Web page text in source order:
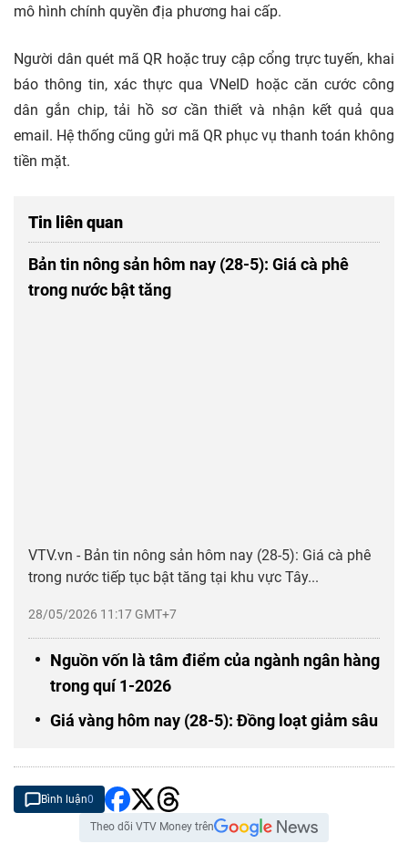
mô hình chính quyền địa phương hai cấp.
Người dân quét mã QR hoặc truy cập cổng trực tuyến, khai
báo thông tin, xác thực qua VNeID hoặc căn cước công
dân gắn chip, tải hồ sơ cần thiết và nhận kết quả qua
email. Hệ thống cũng gửi mã QR phục vụ thanh toán không
tiền mặt.
Tin liên quan
Bản tin nông sản hôm nay (28-5): Giá cà phê
trong nước bật tăng
28/05/2026 11:17 GMT+7
VTV.vn - Bản tin nông sản hôm nay (28-5): Giá cà phê
trong nước tiếp tục bật tăng tại khu vực Tây...
Nguồn vốn là tâm điểm của ngành ngân hàng
trong quí 1-2026
Giá vàng hôm nay (28-5): Đồng loạt giảm sâu
Bình luận0
Theo dõi VTV Money trên